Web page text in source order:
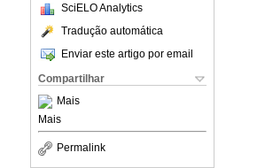
SciELO Analytics
Tradução automática
Enviar este artigo por email
Compartilhar
Mais
Mais
Permalink